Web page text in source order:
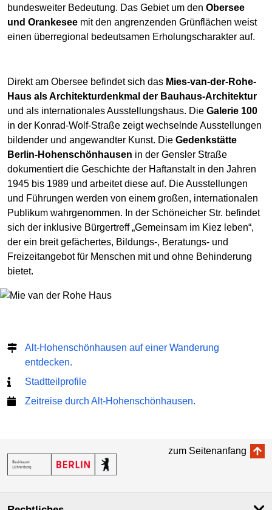
bundesweiter Bedeutung. Das Gebiet um den Obersee
und Orankesee mit den angrenzenden Grünflächen weist
einen überregional bedeutsamen Erholungscharakter auf.
Direkt am Obersee befindet sich das Mies-van-der-Rohe-
Haus als Architekturdenkmal der Bauhaus-Architektur
und als internationales Ausstellungshaus. Die Galerie 100
in der Konrad-Wolf-Straße zeigt wechselnde Ausstellungen
bildender und angewandter Kunst. Die Gedenkstätte
Berlin-Hohenschönhausen in der Gensler Straße
dokumentiert die Geschichte der Haftanstalt in den Jahren
1945 bis 1989 und arbeitet diese auf. Die Ausstellungen
und Führungen werden von einem großen, internationalen
Publikum wahrgenommen. In der Schöneicher Str. befindet
sich der inklusive Bürgertreff „Gemeinsam im Kiez leben“,
der ein breit gefächertes, Bildungs-, Beratungs- und
Freizeitangebot für Menschen mit und ohne Behinderung
bietet.
Alt-Hohenschönhausen auf einer Wanderung
entdecken.
Stadtteilprofile
Zeitreise durch Alt-Hohenschönhausen.
zum Seitenanfang